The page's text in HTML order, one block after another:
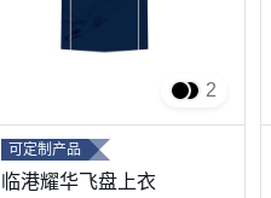
2
可定制产品
临港耀华飞盘上衣